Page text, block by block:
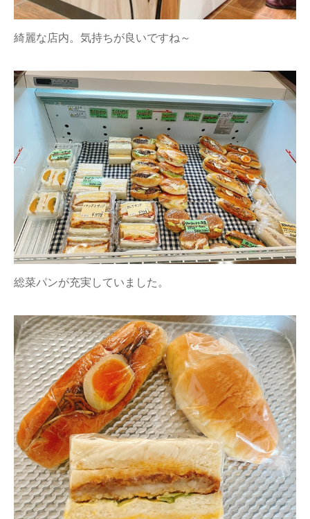
綺麗な店内。気持ちが良いですね～
総菜パンが充実していました。